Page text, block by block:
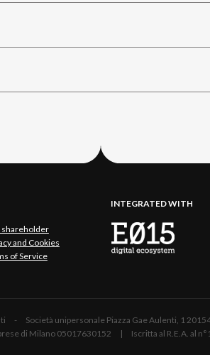
shareholder
and Cookies
of Service
INTEGRATED WITH
- Società unipersonale Piazza Gae Aulenti,
di Milano 05017630152 | Iscritta al R.E.A. al